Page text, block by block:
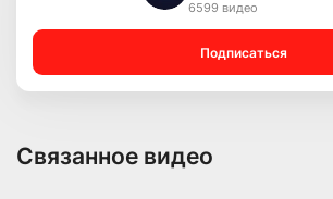
6599 видео
Подписаться
Связанное видео